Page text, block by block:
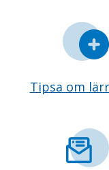
Tipsa om